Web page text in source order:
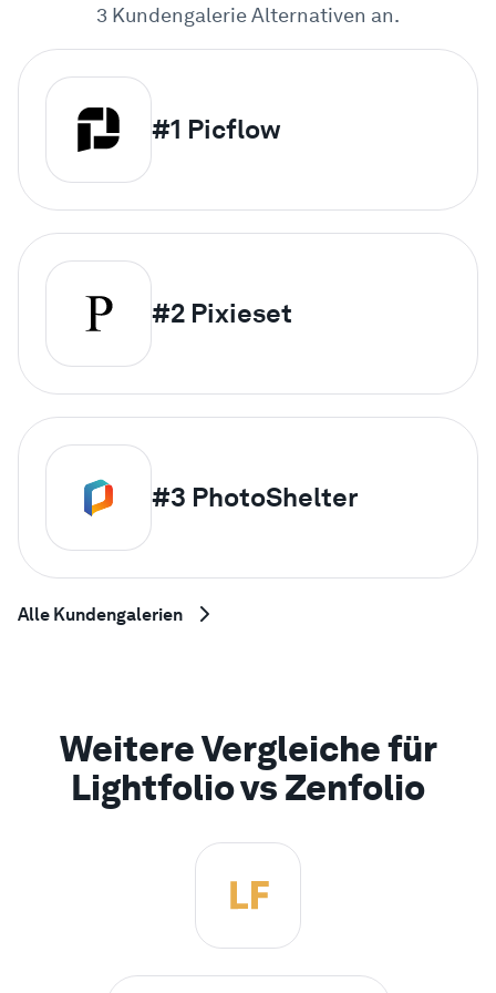
3 Kundengalerie Alternativen an.
#1 Picflow
#2 Pixieset
#3 PhotoShelter
Alle Kundengalerien
Weitere Vergleiche für
Lightfolio vs Zenfolio